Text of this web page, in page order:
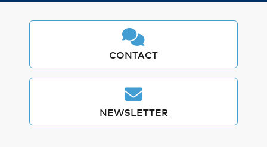
CONTACT
NEWSLETTER